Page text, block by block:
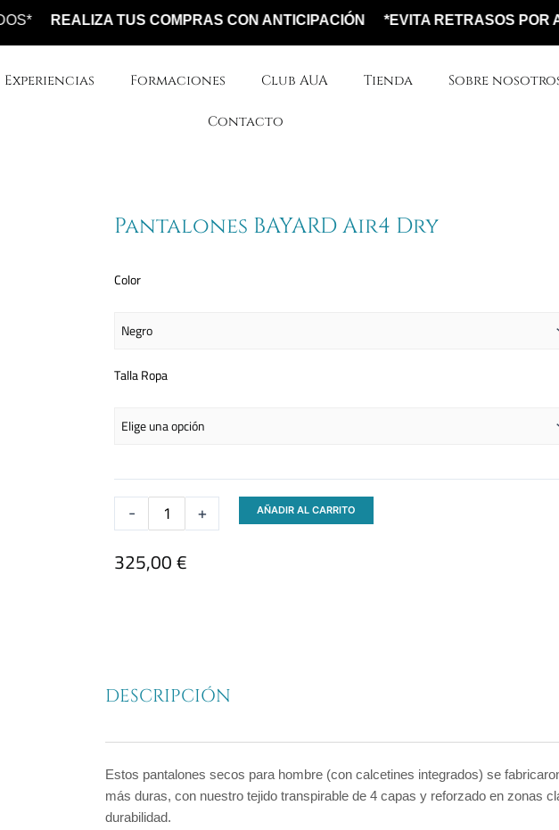
REALIZA TUS COMPRAS CON ANTICIPACIÓN *EVITA RETRASOS POR ALTO
Experiencias Formaciones Club AUA Tienda Sobre
Contacto
Pantalones BAYARD Air4 Dry
Color
Talla Ropa
-
Dry
+ AÑADIR AL CARRITO
325,00€
DESCRIPCIÓN
Estos pantalones secos para hombre (con calcetines integrados) se
más duras, con nuestro tejido transpirable de 4 capas y reforzado en zonas
durabilidad.